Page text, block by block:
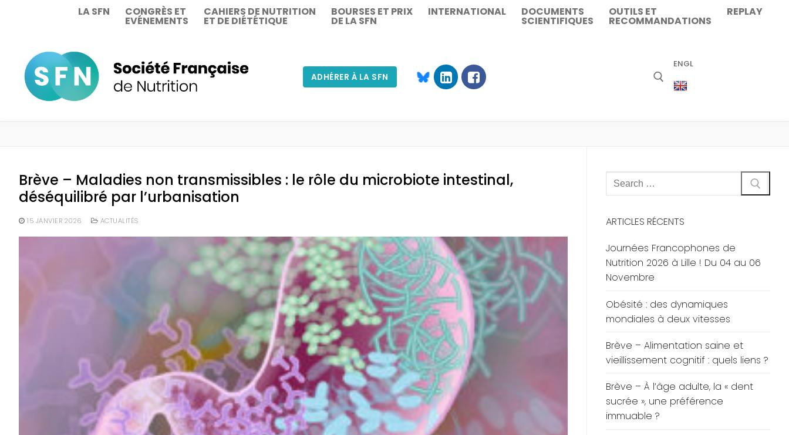
LA SFN CONGRÈS ET
EVÉNEMENTS
CAHIERS DE NUTRITION
ET DE DIÉTÉTIQUE
BOURSES ET PRIX
DE LA SFN
INTERNATIONAL DOCUMENTS
SCIENTIFIQUES
OUTILS ET
RECOMMANDATIONS
REPLAY
ADHÉRER À LA SFN
ENGL
Brève – Maladies non transmissibles : le rôle du microbiote intestinal,
déséquilibré par l’urbanisation
15 JANVIER 2026 ACTUALITÉS
Rechercher
:
ARTICLES RÉCENTS
Journées Francophones de
Nutrition 2026 à Lille ! Du 04 au 06
Novembre
Obésité : des dynamiques
mondiales à deux vitesses
Brève – Alimentation saine et
vieillissement cognitif : quels liens ?
Brève – À l’âge adulte, la « dent
sucrée », une préférence
immuable ?